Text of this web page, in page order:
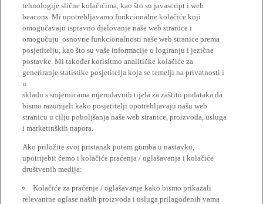
tehnologije slične kolačićima, kao što su javascript i web
beacons. Mi upotrebljavamo funkcionalne kolačiće koji
omogučavaju ispravno djelovanje naše web stranice i
omogučuju osnovne funkcionalnosti naše web stranice prema
posjetitelju, kao što su vaše informacije o logiranju i jezične
postavke. Mi također korisitmo analitičke kolačiće za
generiranje statistike posjetitelja koja se temelji na privatnosti i
u
skladu s smjernicama mjerodavnih tijela za zaštitu podataka da
bismo razumjeli kako posjetitelji upotrebljavaju našu web
stranicu u cilju poboljšanja naše web stranice, proizvoda, usluga
i marketinških napora.
Ako priložite svoj pristanak putem gumba u nastavku,
upotrijebit ćemo i kolačiće praćenja / oglašavanja i kolačiće
društvenih medija:
Kolačiće za praćenje / oglašavanje kako bismo prikazali
relevantne oglase naših proizvoda i usluga prilagođenih vama